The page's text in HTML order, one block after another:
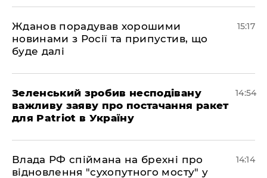
Жданов порадував хорошими
новинами з Росії та припустив, що
буде далі
15:17
Зеленський зробив несподівану
важливу заяву про постачання ракет
для Patriot в Україну
14:54
Влада РФ спіймана на брехні про
відновлення "сухопутного мосту" у
14:14